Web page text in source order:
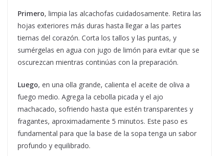
Primero, limpia las alcachofas cuidadosamente. Retira las
hojas exteriores más duras hasta llegar a las partes
tiernas del corazón. Corta los tallos y las puntas, y
sumérgelas en agua con jugo de limón para evitar que se
oscurezcan mientras continúas con la preparación.
Luego, en una olla grande, calienta el aceite de oliva a
fuego medio. Agrega la cebolla picada y el ajo
machacado, sofriendo hasta que estén transparentes y
fragantes, aproximadamente 5 minutos. Este paso es
fundamental para que la base de la sopa tenga un sabor
profundo y equilibrado.